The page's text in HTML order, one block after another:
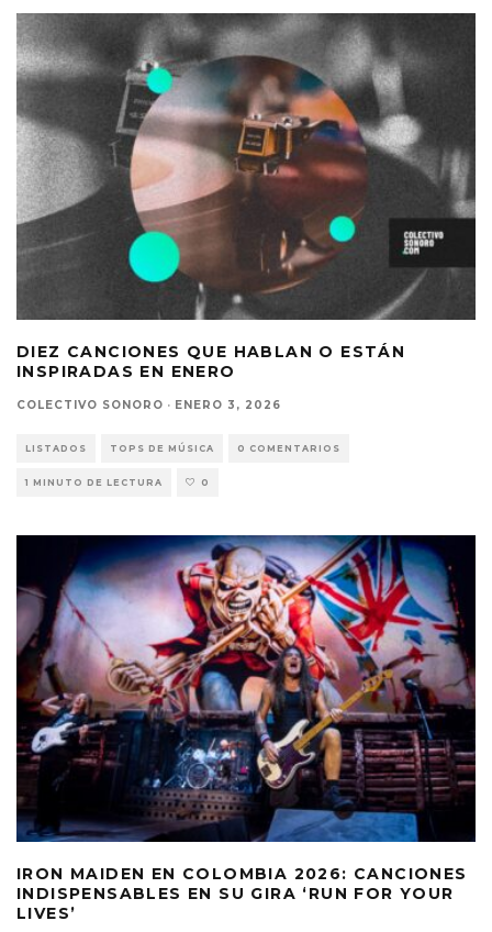
DIEZ CANCIONES QUE HABLAN O ESTÁN
INSPIRADAS EN ENERO
COLECTIVO SONORO · ENERO 3, 2026
LISTADOS TOPS DE MÚSICA 0 COMENTARIOS
1 MINUTO DE LECTURA 0
IRON MAIDEN EN COLOMBIA 2026: CANCIONES
INDISPENSABLES EN SU GIRA ‘RUN FOR YOUR
LIVES’